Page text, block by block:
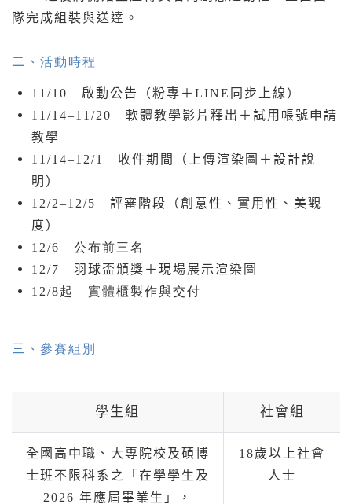
隊完成組裝與送達。
二、 活動時程
11/10
啟動公告（粉專＋LINE同步上線）
11/14–11/20
軟體教學影片釋出＋試用帳號申請
教學
11/14–12/1
收件期間（上傳渲染圖＋設計說
明）
12/2–12/5
評審階段（創意性、實用性、美觀
度）
12/6 公布前三名
12/7
羽球盃頒獎＋現場展示渲染圖
12/8起 實體櫃製作與交付
三、 參賽組別
學生組 社會組
全國高中職、大專院校及碩博
士班不限科系之「在學學生及
2026 年應屆畢業生」，
18歲以上社會
人士